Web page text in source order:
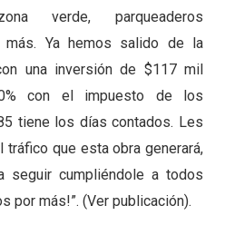
verde, parqueaderos
más. Ya hemos salido de la
una inversión de $117 mil
con el impuesto de los
tiene los días contados. Les
que esta obra generará,
seguir cumpliéndole a todos
por más!”. (Ver publicación).